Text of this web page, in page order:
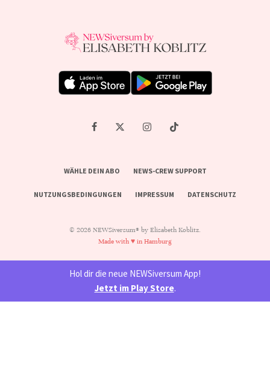
WÄHLE DEIN ABO NEWS-CREW SUPPORT
NUTZUNGSBEDINGUNGEN IMPRESSUM DATENSCHUTZ
© 2026 NEWSiversum® by Elisabeth Koblitz.
Made with ♥ in Hamburg
Hol dir die neue NEWSiversum App!
Jetzt im Play Store.